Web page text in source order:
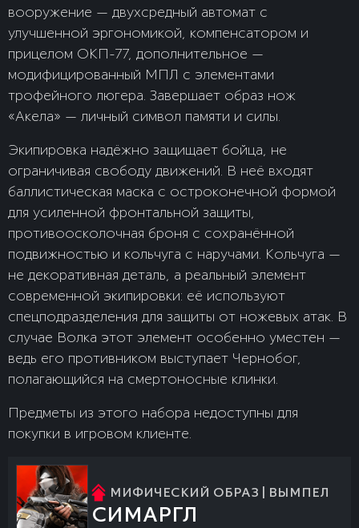
вооружение — двухсредный автомат с
улучшенной эргономикой, компенсатором и
прицелом ОКП-77, дополнительное —
модифицированный МПЛ с элементами
трофейного люгера. Завершает образ нож
«Акела» — личный символ памяти и силы.
Экипировка надёжно защищает бойца, не
ограничивая свободу движений. В неё входят
баллистическая маска с остроконечной формой
для усиленной фронтальной защиты,
противоосколочная броня с сохранённой
подвижностью и кольчуга с наручами. Кольчуга —
не декоративная деталь, а реальный элемент
современной экипировки: её используют
спецподразделения для защиты от ножевых атак. В
случае Волка этот элемент особенно уместен —
ведь его противником выступает Чернобог,
полагающийся на смертоносные клинки.
Предметы из этого набора недоступны для
покупки в игровом клиенте.
МИФИЧЕСКИЙ ОБРАЗ | ВЫМПЕЛ
СИМАРГЛ